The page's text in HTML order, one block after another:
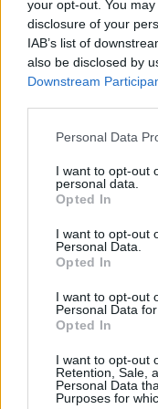
your opt-out. You
disclosure of your
IAB’s list of
also be disclosed by
Downstream
Personal Data
I want to opt-out
personal data.
Opted In
I want to opt-out
Personal Data.
Opted In
I want to opt-out
Personal Data
Opted In
I want to opt-out
Retention, Sale,
Personal Data
Purposes for
Ya no hace falta
floristería si
estos esperan al
salir de casa.
Eligiendo
caso de no
especial,
para nosotros.
el que más nos
Si no es